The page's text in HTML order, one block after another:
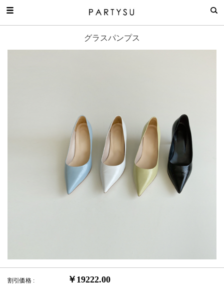
グラスパンプス
割引価格 : ￥19222.00